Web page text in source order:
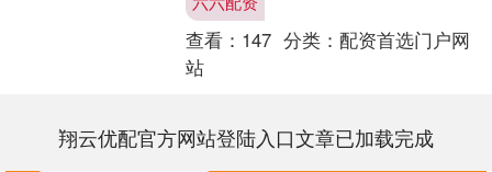
九， ....
查看： 147 分类： 配资首选门户网
站
翔云优配官方网站登陆入口文章已加载完成